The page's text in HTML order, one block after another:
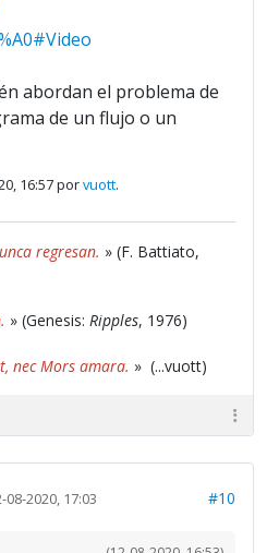
abordan el problema de
de un flujo o un
16:57 porvuott.
regresan. » (F. Battiato,
» (Genesis: Ripples, 1976)
nec Mors amara. » (...vuott)
08-2020, 17:03 #10